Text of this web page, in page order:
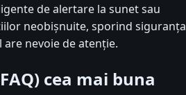
de alertare la sunet sau
neobișnuite, sporind siguranța
nevoie de atenție.
cea mai buna